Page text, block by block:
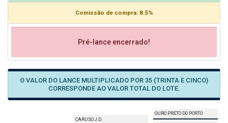
Comissão de compra: 8.5%
Pré-lance encerrado!
O VALOR DO LANCE MULTIPLICADO POR 35 (TRINTA E CINCO)
CORRESPONDE AO VALOR TOTAL DO LOTE.
CARUSO J.D.
OURO PRETO DO PORTO